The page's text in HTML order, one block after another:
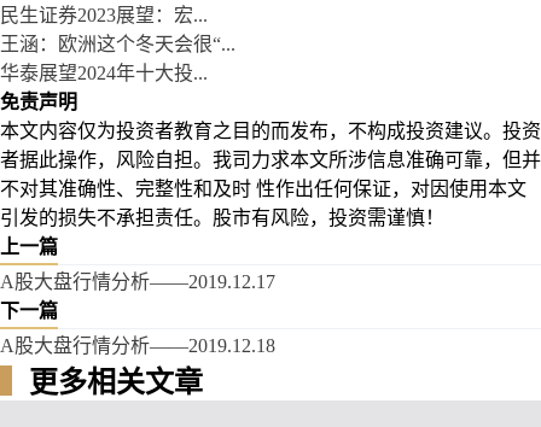
民生证券2023展望：宏...
王涵：欧洲这个冬天会很“...
华泰展望2024年十大投...
免责声明
本文内容仅为投资者教育之目的而发布，不构成投资建议。投资
者据此操作，风险自担。我司力求本文所涉信息准确可靠，但并
不对其准确性、完整性和及时 性作出任何保证，对因使用本文
引发的损失不承担责任。股市有风险，投资需谨慎！
上一篇
A股大盘行情分析——2019.12.17
下一篇
A股大盘行情分析——2019.12.18
更多相关文章